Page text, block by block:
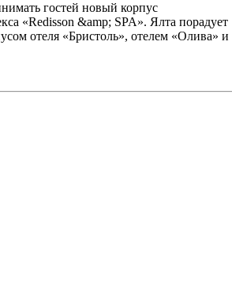
гостей новый корпус
«Redisson &amp; SPA». Ялта порадует
отеля «Бристоль», отелем «Олива» и